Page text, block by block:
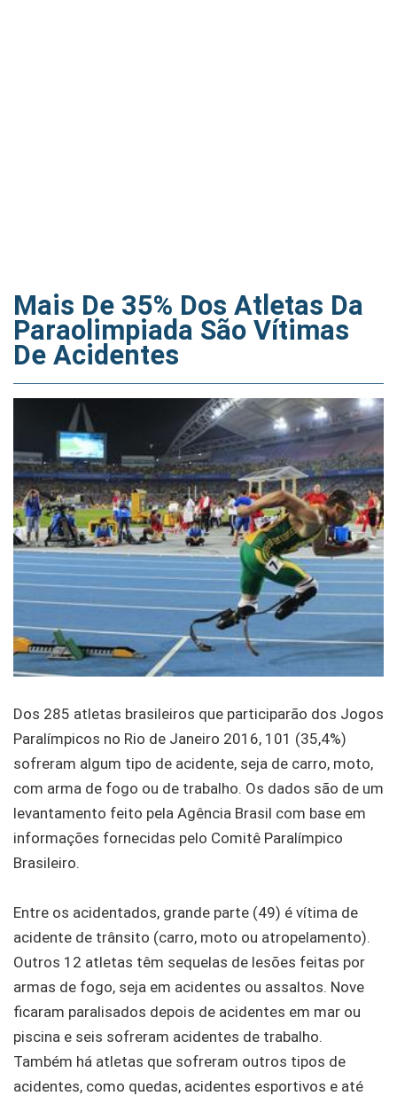
Mais De 35% Dos Atletas Da
Paraolimpiada São Vítimas
De Acidentes
Dos 285 atletas brasileiros que participarão dos Jogos
Paralímpicos no Rio de Janeiro 2016, 101 (35,4%)
sofreram algum tipo de acidente, seja de carro, moto,
com arma de fogo ou de trabalho. Os dados são de um
levantamento feito pela Agência Brasil com base em
informações fornecidas pelo Comitê Paralímpico
Brasileiro.
Entre os acidentados, grande parte (49) é vítima de
acidente de trânsito (carro, moto ou atropelamento).
Outros 12 atletas têm sequelas de lesões feitas por
armas de fogo, seja em acidentes ou assaltos. Nove
ficaram paralisados depois de acidentes em mar ou
piscina e seis sofreram acidentes de trabalho.
Também há atletas que sofreram outros tipos de
acidentes, como quedas, acidentes esportivos e até